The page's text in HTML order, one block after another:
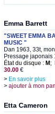
Emma Barrett
"SWEET EMMA
MUSIC "
Dan 1963, 33t,
Pressage japonais
État du disque : M ;
30.00 €
> En savoir plus
> ajouter à mon
Etta Cameron